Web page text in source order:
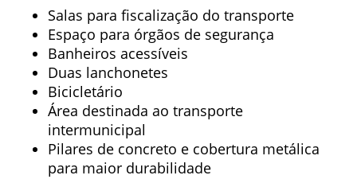
Salas para fiscalização do transporte
Espaço para órgãos de segurança
Banheiros acessíveis
Duas lanchonetes
Bicicletário
Área destinada ao transporte
intermunicipal
Pilares de concreto e cobertura metálica
para maior durabilidade